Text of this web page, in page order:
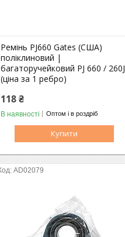
Ремінь PJ660 Gates (США)
поліклиновий |
багаторучейковий PJ 660 / 260J
(ціна за 1 ребро)
118 ₴
В наявності Оптом і в роздріб
Купити
AD02079